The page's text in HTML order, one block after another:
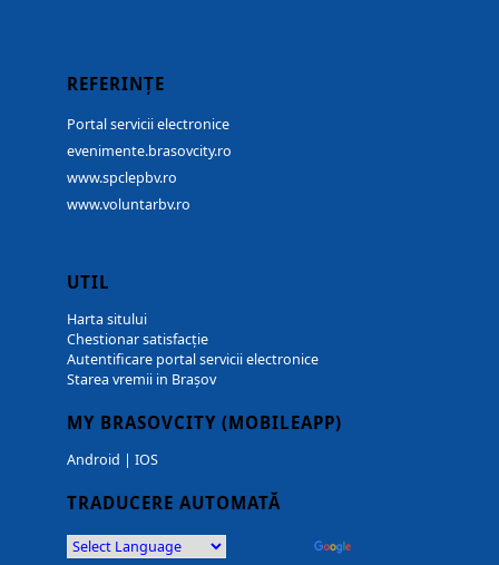
REFERINȚE
Portal servicii electronice
evenimente.brasovcity.ro
www.spclepbv.ro
www.voluntarbv.ro
UTIL
Harta sitului
Chestionar satisfacție
Autentificare portal servicii electronice
Starea vremii in Brașov
MY BRASOVCITY (MOBILEAPP)
Android | IOS
TRADUCERE AUTOMATĂ